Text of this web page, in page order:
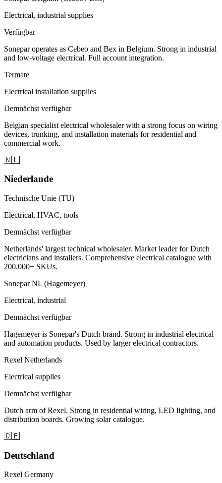
Electrical, industrial supplies
Verfügbar
Sonepar operates as Cebeo and Bex in Belgium. Strong in industrial
and low-voltage electrical. Full account integration.
Termate
Electrical installation supplies
Demnächst verfügbar
Belgian specialist electrical wholesaler with a strong focus on wiring
devices, trunking, and installation materials for residential and
commercial work.
🇳🇱
Niederlande
Technische Unie (TU)
Electrical, HVAC, tools
Demnächst verfügbar
Netherlands' largest technical wholesaler. Market leader for Dutch
electricians and installers. Comprehensive electrical catalogue with
200,000+ SKUs.
Sonepar NL (Hagemeyer)
Electrical, industrial
Demnächst verfügbar
Hagemeyer is Sonepar's Dutch brand. Strong in industrial electrical
and automation products. Used by larger electrical contractors.
Rexel Netherlands
Electrical supplies
Demnächst verfügbar
Dutch arm of Rexel. Strong in residential wiring, LED lighting, and
distribution boards. Growing solar catalogue.
🇩🇪
Deutschland
Rexel Germany